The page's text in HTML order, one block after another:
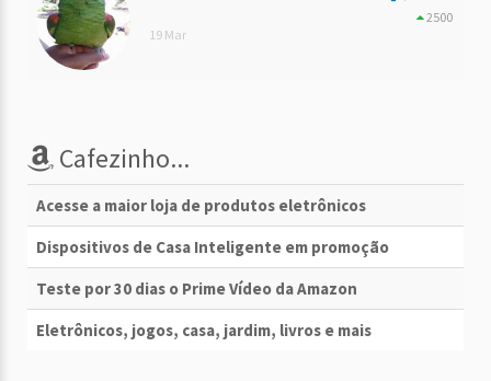
19 Mar
2500
Cafezinho...
Acesse a maior loja de produtos eletrônicos
Dispositivos de Casa Inteligente em promoção
Teste por 30 dias o Prime Vídeo da Amazon
Eletrônicos, jogos, casa, jardim, livros e mais